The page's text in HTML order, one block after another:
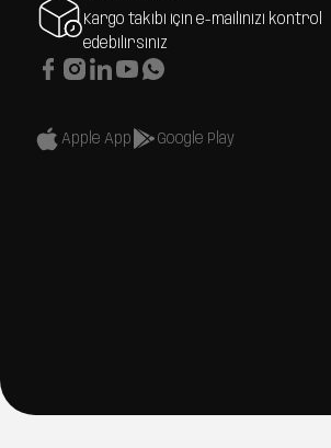
Kargo takibi için e-mailinizi kontrol
edebilirsiniz
Apple App Google Play